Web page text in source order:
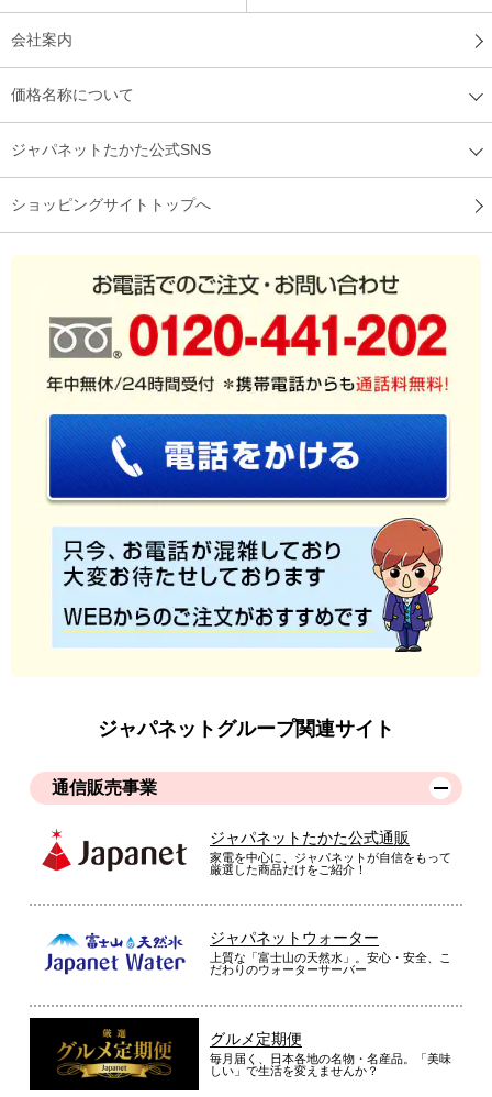
会社案内
価格名称について
ジャパネットたかた公式SNS
ショッピングサイトトップへ
ジャパネットグループ関連サイト
通信販売事業
ジャパネットたかた公式通販
家電を中心に、ジャパネットが自信をもって
厳選した商品だけをご紹介！
ジャパネットウォーター
上質な「富士山の天然水」。安心・安全、こ
だわりのウォーターサーバー
グルメ定期便
毎月届く、日本各地の名物・名産品。「美味
しい」で生活を変えませんか？